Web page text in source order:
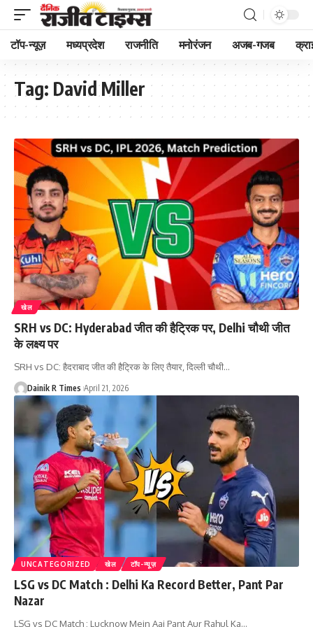
टॉप-न्यूज़ मध्यप्रदेश राजनीति मनोरंजन अजब-गजब
Tag: David Miller
खेल
SRH vs DC: Hyderabad जीत की हैट्रिक पर, Delhi चौथी जीत
के लक्ष्य पर
SRH vs DC: हैदराबाद जीत की हैट्रिक के लिए तैयार, दिल्ली चौथी…
Dainik R Times April 21, 2026
UNCATEGORIZED खेल टॉप-न्यूज़
LSG vs DC Match : Delhi Ka Record Better, Pant Par
Nazar
LSG vs DC Match : Lucknow Mein Aaj Pant Aur Rahul Ka…